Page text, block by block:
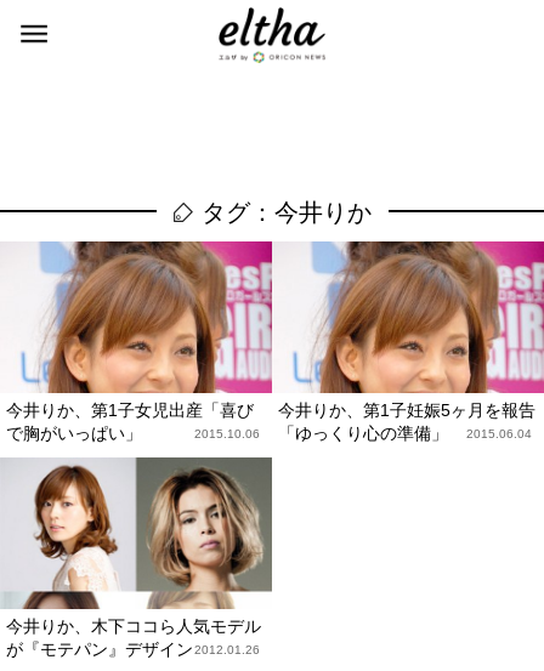
タグ：今井りか
今井りか、第1子女児出産「喜び
で胸がいっぱい」
2015.10.06
今井りか、第1子妊娠5ヶ月を報告
「ゆっくり心の準備」
2015.06.04
今井りか、木下ココら人気モデル
が『モテパン』デザイン2012.01.26